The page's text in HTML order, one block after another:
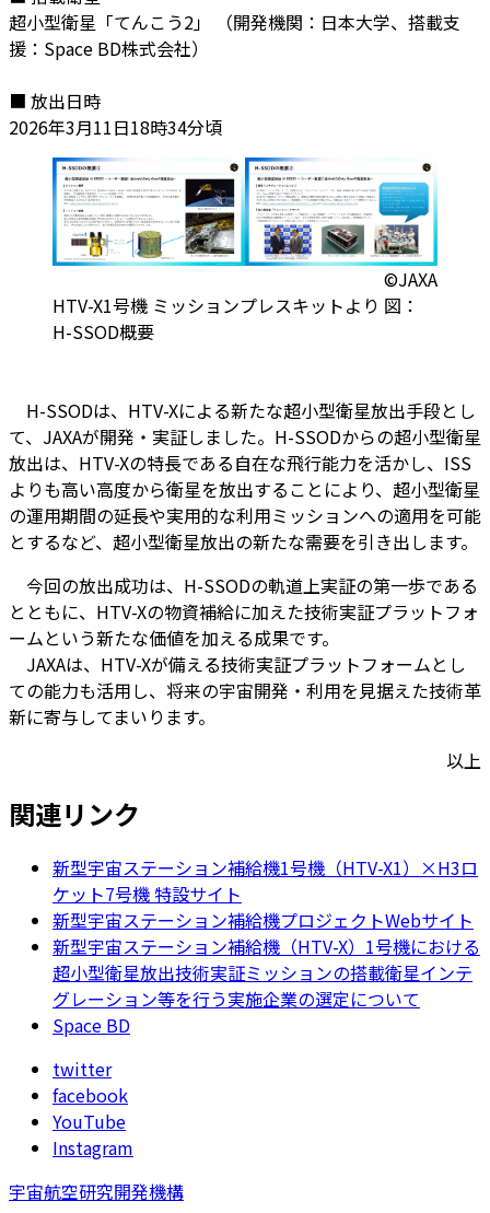
超小型衛星「てんこう2」 （開発機関：日本大学、搭載支
援：Space BD株式会社）
■ 放出日時
2026年3月11日18時34分頃
©JAXA
HTV-X1号機 ミッションプレスキットより 図：
H-SSOD概要
H-SSODは、HTV-Xによる新たな超小型衛星放出手段とし
て、JAXAが開発・実証しました。H-SSODからの超小型衛星
放出は、HTV-Xの特長である自在な飛行能力を活かし、ISS
よりも高い高度から衛星を放出することにより、超小型衛星
の運用期間の延長や実用的な利用ミッションへの適用を可能
とするなど、超小型衛星放出の新たな需要を引き出します。
今回の放出成功は、H-SSODの軌道上実証の第一歩である
とともに、HTV-Xの物資補給に加えた技術実証プラットフォ
ームという新たな価値を加える成果です。
JAXAは、HTV-Xが備える技術実証プラットフォームとし
ての能力も活用し、将来の宇宙開発・利用を見据えた技術革
新に寄与してまいります。
以上
関連リンク
新型宇宙ステーション補給機1号機（HTV-X1）×H3ロ
ケット7号機 特設サイト
新型宇宙ステーション補給機プロジェクトWebサイト
新型宇宙ステーション補給機（HTV-X）1号機における
超小型衛星放出技術実証ミッションの搭載衛星インテ
グレーション等を行う実施企業の選定について
Space BD
twitter
facebook
YouTube
Instagram
宇宙航空研究開発機構